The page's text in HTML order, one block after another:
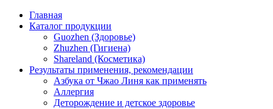
Перейти к основному содержанию
Главная
Каталог продукции
Guozhen (Здоровье)
Zhuzhen (Гигиена)
Shareland (Косметика)
Результаты применения, рекомендации
Азбука от Чжао Линя как применять
Аллергия
Деторождение и детское здоровье